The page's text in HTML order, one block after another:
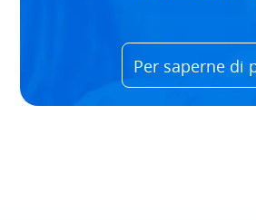
Per saperne di